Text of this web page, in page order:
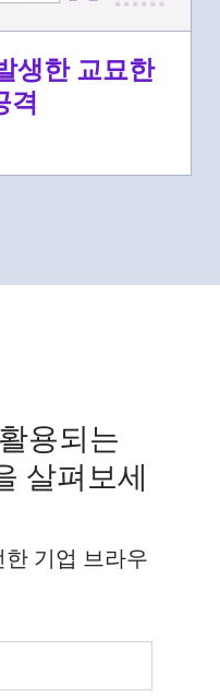
생한 교묘한
격
용되는
살펴보세
기업 브라우